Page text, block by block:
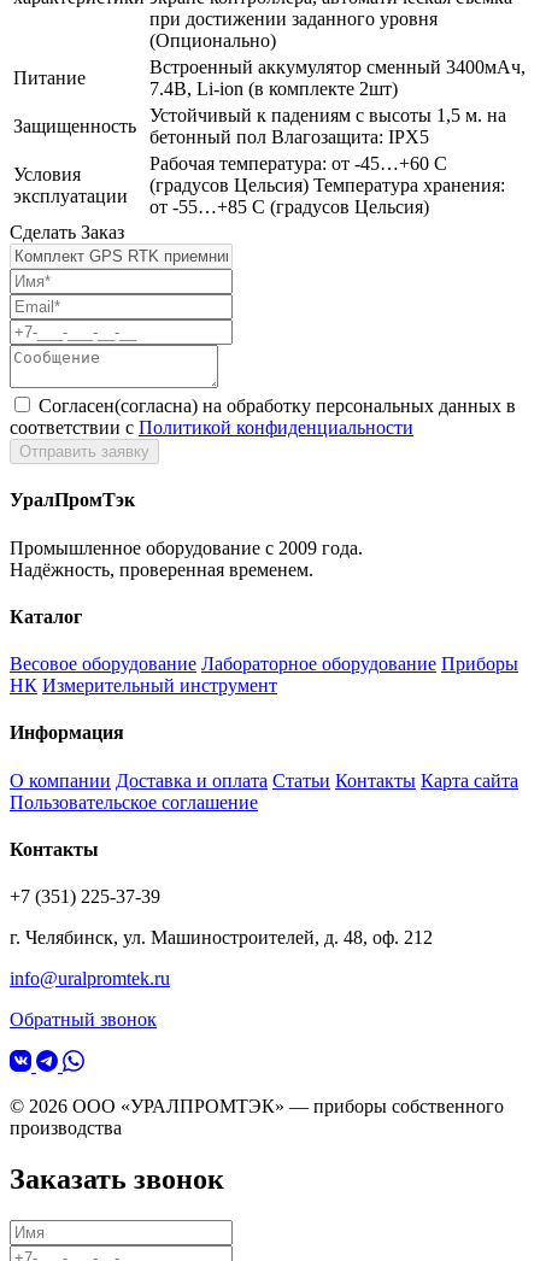
при достижении заданного уровня
(Опционально)
Питание
Встроенный аккумулятор сменный 3400мАч,
7.4В, Li-ion (в комплекте 2шт)
Защищенность
Устойчивый к падениям с высоты 1,5 м. на
бетонный пол Влагозащита: IPX5
Условия
эксплуатации
Рабочая температура: от -45…+60 С
(градусов Цельсия) Температура хранения:
от -55…+85 С (градусов Цельсия)
Сделать Заказ
Согласен(согласна) на обработку персональных данных в
соответствии с Политикой конфиденциальности
УралПромТэк
Промышленное оборудование с 2009 года.
Надёжность, проверенная временем.
Каталог
Весовое оборудование Лабораторное оборудование Приборы
НК Измерительный инструмент
Информация
О компании Доставка и оплата Статьи Контакты Карта сайта
Пользовательское соглашение
Контакты
+7 (351) 225-37-39
г. Челябинск, ул. Машиностроителей, д. 48, оф. 212
info@uralpromtek.ru
Обратный звонок
© 2026 ООО «УРАЛПРОМТЭК» — приборы собственного
производства
Заказать звонок